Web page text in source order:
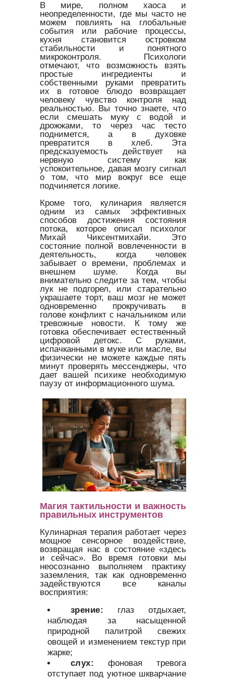
В мире, полном хаоса и
неопределенности, где мы часто не
можем повлиять на глобальные
события или рабочие процессы,
кухня становится островком
стабильности и понятного
микроконтроля. Психологи
отмечают, что возможность взять
простые ингредиенты и
собственными руками превратить
их в готовое блюдо возвращает
человеку чувство контроля над
реальностью. Вы точно знаете, что
если смешать муку с водой и
дрожжами, то через час тесто
поднимется, а в духовке
превратится в хлеб. Эта
предсказуемость действует на
нервную систему как
успокоительное, давая мозгу сигнал
о том, что мир вокруг все еще
подчиняется логике.
Кроме того, кулинария является
одним из самых эффективных
способов достижения состояния
потока, которое описал психолог
Михай Чиксентмихайи. Это
состояние полной вовлеченности в
деятельность, когда человек
забывает о времени, проблемах и
внешнем шуме. Когда вы
внимательно следите за тем, чтобы
лук не подгорел, или старательно
украшаете торт, ваш мозг не может
одновременно прокручивать в
голове конфликт с начальником или
тревожные новости. К тому же
готовка обеспечивает естественный
цифровой детокс. С руками,
испачканными в муке или масле, вы
физически не можете каждые пять
минут проверять мессенджеры, что
дает вашей психике необходимую
паузу от информационного шума.
Магия тактильности и важность
правильных инструментов
Кулинарная терапия работает через
мощное сенсорное воздействие,
возвращая нас в состояние «здесь
и сейчас». Во время готовки мы
неосознанно выполняем практику
заземления, так как одновременно
задействуются все каналы
восприятия:
зрение:
глаз отдыхает,
наблюдая за насыщенной
природной палитрой свежих
овощей и изменением текстур при
жарке;
слух:
фоновая тревога
отступает под уютное шкварчание